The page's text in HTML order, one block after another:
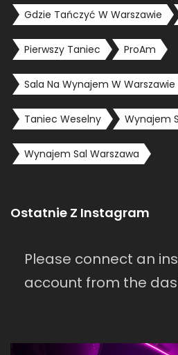
Gdzie Tańczyć W Warszawie
Pierwszy Taniec ProAm
Sala Na Wynajem W Warszawie
Taniec Weselny Wynajem
Wynajem Sal Warszawa
Ostatnie Z Instagram
Please connect an
account from the